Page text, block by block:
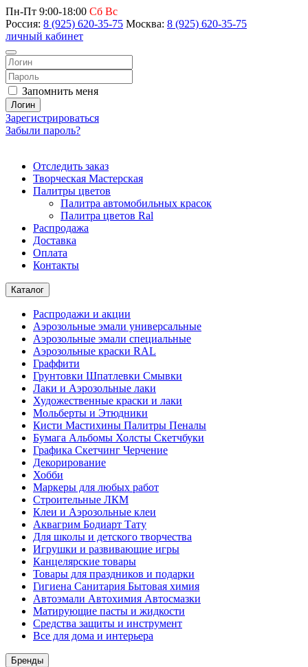
Пн-Пт 9:00-18:00 Сб Вс
Россия: 8 (925) 620-35-75 Москва: 8 (925) 620-35-75
личный кабинет
Запомнить меня
Логин
Зарегистрироваться
Забыли пароль?
Отследить заказ
Творческая Мастерская
Палитры цветов
Палитра автомобильных красок
Палитра цветов Ral
Распродажа
Доставка
Оплата
Контакты
Каталог
Распродажи и акции
Аэрозольные эмали универсальные
Аэрозольные эмали специальные
Аэрозольные краски RAL
Граффити
Грунтовки Шпатлевки Смывки
Лаки и Аэрозольные лаки
Художественные краски и лаки
Мольберты и Этюдники
Кисти Мастихины Палитры Пеналы
Бумага Альбомы Холсты Скетчбуки
Графика Скетчинг Черчение
Декорирование
Хобби
Маркеры для любых работ
Строительные ЛКМ
Клеи и Аэрозольные клеи
Аквагрим Бодиарт Тату
Для школы и детского творчества
Игрушки и развивающие игры
Канцелярские товары
Товары для праздников и подарки
Гигиена Санитария Бытовая химия
Автоэмали Автохимия Автосмазки
Матирующие пасты и жидкости
Средства защиты и инструмент
Все для дома и интерьера
Бренды